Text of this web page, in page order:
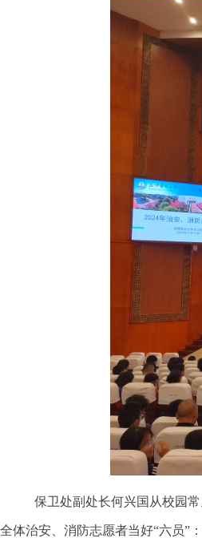
保卫处副处长何兴国从校园
全体治安、消防志愿者当好“六员”